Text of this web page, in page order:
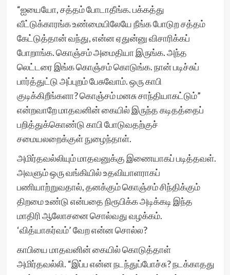
“ஐயையோ, சத்தம் போடாதீங்க. பக்கத்து
வீட்டுக்காரங்க உண்மையிலேயே நீங்க போடுற சத்தம்
கேட்டுத்தான் வந்து, என்ன ஏதுன்னு விசாரிக்கப்
போறாங்க. கொஞ்சம் அமைதியா இருங்க. அந்த
லெட்டரை இங்க கொஞ்சம் கொடுங்க. நான் படிச்சுப்
பார்த்துட்டு அப்புறம் பேசுவோம். ஒரு காபி
குடிக்கிறீங்களா? கொஞ்சம் மனசு சாந்தியாகட்டும்”
என்றவாறே மாதவனின் கையில் இருந்த கடிதத்தைப்
பறித்துக்கொண்டு காபி போடுவதற்குச்
சமையலறைக்குள் நுழைந்தாள்.
அமிர்தவல்லியும் மாதவனுக்கு இணையாகப் படித்தவள்.
அவளும் ஒரு வங்கியில் உதவியாளராகப்
பணியாற்றுவதால், தனக்கும் கொஞ்சம் சிந்திக்கும்
திறமை உண்டு என்பதை நிரூபிக்க அடிக்கடி இந்த
மாதிரி ஆலோசனை சொல்வது வழக்கம்.
‘வித்யாகர்வம்’ வேற என்ன சொல்ல?
காபியை மாதவனின் கையில் கொடுத்தாள்
அமிர்தவல்லி. “இப்ப என்ன நடந்துப்போச்சு? நடக்காதது